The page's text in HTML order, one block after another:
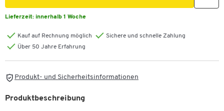
Lieferzeit: innerhalb 1 Woche
Kauf auf Rechnung möglich
Sichere und schnelle Zahlung
Über 50 Jahre Erfahrung
Produkt- und Sicherheitsinformationen
Produktbeschreibung